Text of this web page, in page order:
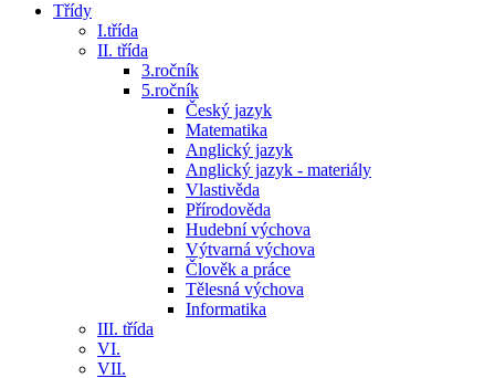
Třídy
I.třída
II. třída
3.ročník
5.ročník
Český jazyk
Matematika
Anglický jazyk
Anglický jazyk - materiály
Vlastivěda
Přírodověda
Hudební výchova
Výtvarná výchova
Člověk a práce
Tělesná výchova
Informatika
III. třída
VI.
VII.